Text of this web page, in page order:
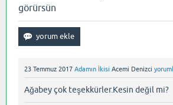
görürsün
23 Temmuz 2017 Adamın İkisi Acemi Denizci
Ağabey çok teşekkürler.Kesin değil mi?